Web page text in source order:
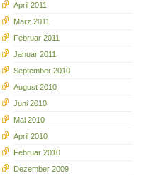
April 2011
März 2011
Februar 2011
Januar 2011
September 2010
August 2010
Juni 2010
Mai 2010
April 2010
Februar 2010
Dezember 2009